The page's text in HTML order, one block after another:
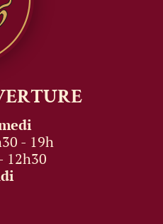
- 19h
12h30